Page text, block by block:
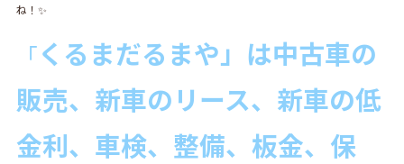
ね！✨
「くるまだるまや」は中古車の
販売、新車のリース、新車の低
金利、車検、整備、板金、保